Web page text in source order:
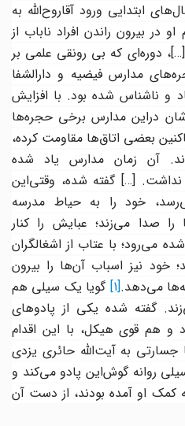
ابتدایی ورود آقاروح‌الله به
بیرون راندن افراد ناباب از
، دوره‌ای که بی رونقی علمی‌ بر
مدارس فیضیه و دارالشفا
و ناشناسشدهبود. با افزایش
در‌این مدارس برخی حجره‌ها
بعضی اتاق‌ها مقاومت کرده،
آن زمان مدارس یاد شده
[…]گفته شده، وقتی‌این
خود را به حیاط مدرسه
صدا می‌زند؛ عبایش را کنار
می‌رود؛ با عتاب از اشغالگران
خود نیز اسباب آن‌ها را بیرون
می‌دهد.[1] گویا یک سیلی هم
گفته شده یکی از پادوهای
هم قوی هیکل، با‌ این اقدام
به‌ آیت‌الله حائری یزدی
روانه گوش‌این پادو می‌کند و
او آمده بودند، از دست آن